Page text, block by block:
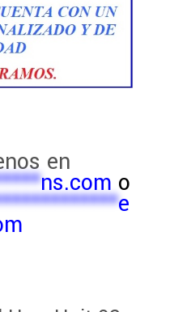
en
ns.com o
e